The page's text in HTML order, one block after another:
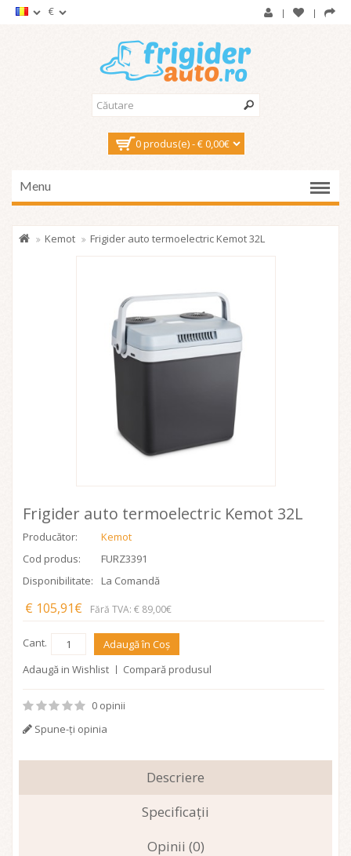
€
0 produs(e) - € 0,00€
Menu
Kemot Frigider auto termoelectric Kemot 32L
Frigider auto termoelectric Kemot 32L
Producător:
Kemot
Cod produs:
FURZ3391
Disponibilitate:
La Comandă
€ 105,91€ Fără TVA: € 89,00€
Cant.
Adaugă în Coş
Adaugă in Wishlist
Compară produsul
0 opinii
Spune-ţi opinia
Descriere
Specificaţii
Opinii (0)